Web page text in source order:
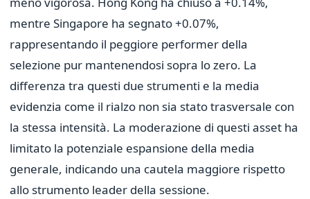
mentre Singapore ha segnato +0.07%,
rappresentando il peggiore performer della
selezione pur mantenendosi sopra lo zero. La
differenza tra questi due strumenti e la media
evidenzia come il rialzo non sia stato trasversale con
la stessa intensità. La moderazione di questi asset ha
limitato la potenziale espansione della media
generale, indicando una cautela maggiore rispetto
allo strumento leader della sessione.